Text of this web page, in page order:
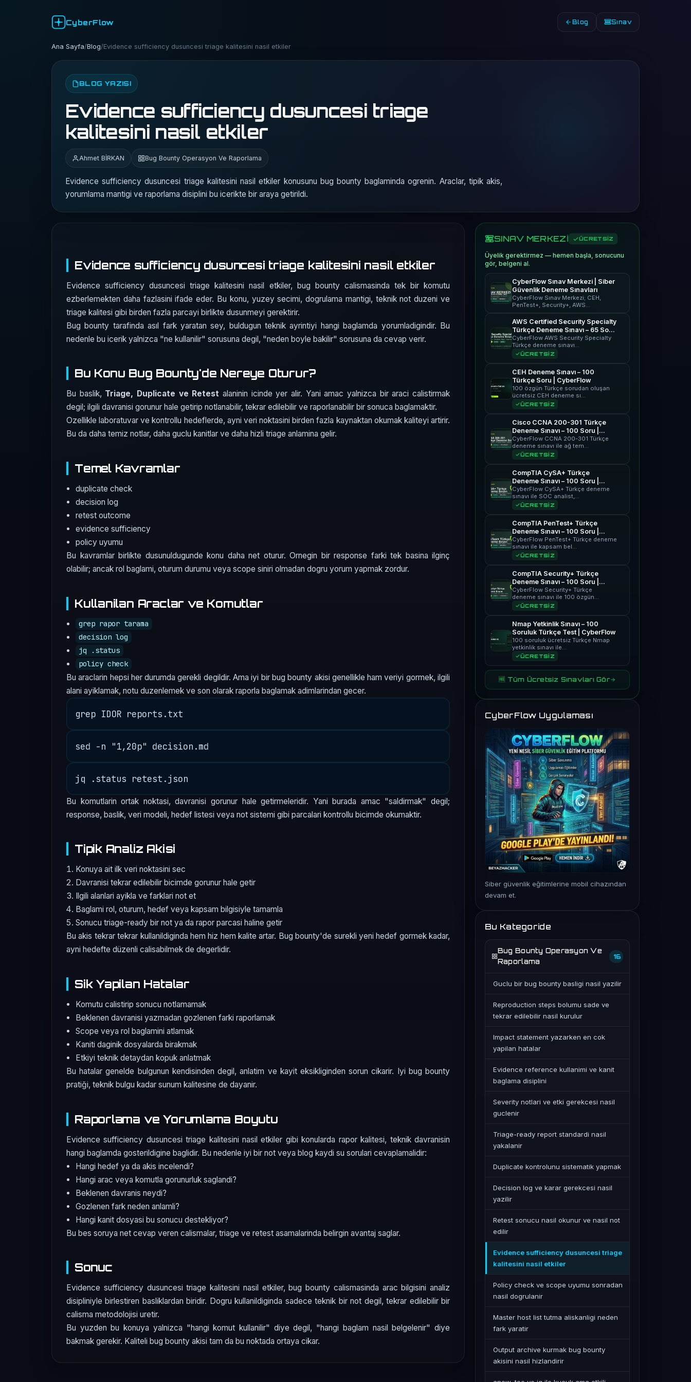
CyberFlow Blog Sınav
Ana Sayfa/Blog/Evidence sufficiency dusuncesi triage kalitesini nasil etkiler
BLOG YAZISI
Evidence sufficiency dusuncesi triage
kalitesini nasil etkiler
Ahmet BİRKAN Bug Bounty Operasyon Ve Raporlama
Evidence sufficiency dusuncesi triage kalitesini nasil etkiler konusunu bug bounty baglaminda ogrenin. Araclar, tipik akis,
yorumlama mantigi ve raporlama disiplini bu icerikte bir araya getirildi.
Evidence sufficiency dusuncesi triage kalitesini nasil etkiler
Evidence sufficiency dusuncesi triage kalitesini nasil etkiler, bug bounty calismasinda tek bir komutu
ezberlemekten daha fazlasini ifade eder. Bu konu, yuzey secimi, dogrulama mantigi, teknik not duzeni ve
triage kalitesi gibi birden fazla parcayi birlikte dusunmeyi gerektirir.
Bug bounty tarafinda asıl fark yaratan sey, buldugun teknik ayrintiyi hangi baglamda yorumladigindir. Bu
nedenle bu icerik yalnizca "ne kullanilir" sorusuna degil, "neden boyle bakilir" sorusuna da cevap verir.
Bu Konu Bug Bounty'de Nereye Oturur?
Bu baslik, Triage, Duplicate ve Retest alaninin icinde yer alir. Yani amac yalnizca bir araci calistirmak
degil; ilgili davranisi gorunur hale getirip notlanabilir, tekrar edilebilir ve raporlanabilir bir sonuca baglamaktir.
Ozellikle laboratuvar ve kontrollu hedeflerde, ayni veri noktasini birden fazla kaynaktan okumak kaliteyi artirir.
Bu da daha temiz notlar, daha guclu kanitlar ve daha hizli triage anlamina gelir.
Temel Kavramlar
duplicate check
decision log
retest outcome
evidence sufficiency
policy uyumu
Bu kavramlar birlikte dusunuldugunde konu daha net oturur. Ornegin bir response farki tek basina ilginç
olabilir; ancak rol baglami, oturum durumu veya scope siniri olmadan dogru yorum yapmak zordur.
Kullanilan Araclar ve Komutlar
grep rapor tarama
decision log
jq .status
policy check
Bu araclarin hepsi her durumda gerekli degildir. Ama iyi bir bug bounty akisi genellikle ham veriyi gormek, ilgili
alani ayiklamak, notu duzenlemek ve son olarak raporla baglamak adimlarindan gecer.
Bu komutlarin ortak noktasi, davranisi gorunur hale getirmeleridir. Yani burada amac "saldirmak" degil;
response, baslik, veri modeli, hedef listesi veya not sistemi gibi parcalari kontrollu bicimde okumaktir.
Tipik Analiz Akisi
Konuya ait ilk veri noktasini sec
Davranisi tekrar edilebilir bicimde gorunur hale getir
Ilgili alanlari ayikla ve farklari not et
Baglami rol, oturum, hedef veya kapsam bilgisiyle tamamla
Sonucu triage-ready bir not ya da rapor parcasi haline getir
Bu akis tekrar tekrar kullanildiginda hem hiz hem kalite artar. Bug bounty'de surekli yeni hedef gormek kadar,
ayni hedefte düzenli calisabilmek de degerlidir.
Sik Yapilan Hatalar
Komutu calistirip sonucu notlamamak
Beklenen davranisi yazmadan gozlenen farki raporlamak
Scope veya rol baglamini atlamak
Kaniti daginik dosyalarda birakmak
Etkiyi teknik detaydan kopuk anlatmak
Bu hatalar genelde bulgunun kendisinden degil, anlatim ve kayit eksikliginden sorun cikarir. Iyi bug bounty
pratiği, teknik bulgu kadar sunum kalitesine de dayanir.
Raporlama ve Yorumlama Boyutu
Evidence sufficiency dusuncesi triage kalitesini nasil etkiler gibi konularda rapor kalitesi, teknik davranisin
hangi baglamda gosterildigine baglidir. Bu nedenle iyi bir not veya blog kaydi su sorulari cevaplamalidir:
Hangi hedef ya da akis incelendi?
Hangi arac veya komutla gorunurluk saglandi?
Beklenen davranis neydi?
Gozlenen fark neden anlamli?
Hangi kanit dosyasi bu sonucu destekliyor?
Bu bes soruya net cevap veren calismalar, triage ve retest asamalarinda belirgin avantaj saglar.
Sonuc
Evidence sufficiency dusuncesi triage kalitesini nasil etkiler, bug bounty calismasinda arac bilgisini analiz
disipliniyle birlestiren basliklardan biridir. Dogru kullanildiginda sadece teknik bir not degil, tekrar edilebilir bir
calisma metodolojisi uretir.
Bu yuzden bu konuya yalnizca "hangi komut kullanilir" diye degil, "hangi baglam nasil belgelenir" diye
bakmak gerekir. Kaliteli bug bounty akisi tam da bu noktada ortaya cikar.
SINAV MERKEZİ ÜCRETSİZ
Üyelik gerektirmez — hemen başla, sonucunu
gör, belgeni al.
CyberFlow Sınav Merkezi | Siber
Güvenlik Deneme Sınavları
CyberFlow Sınav Merkezi; CEH,
PenTest+, Security+, AWS…
AWS Certified Security Specialty
Türkçe Deneme Sınavı – 65 Soru
| CyberFlow
CyberFlow AWS Security Specialty
Türkçe deneme sınavı…
ÜCRETSİZ
CEH Deneme Sınavı – 100
Türkçe Soru | CyberFlow
100 özgün Türkçe sorudan oluşan
ücretsiz CEH deneme sı…
ÜCRETSİZ
Cisco CCNA 200-301 Türkçe
Deneme Sınavı – 100 Soru |
CyberFlow
CyberFlow CCNA 200-301 Türkçe
deneme sınavı ile ağ tem…
ÜCRETSİZ
CompTIA CySA+ Türkçe
Deneme Sınavı – 100 Soru |
CyberFlow
CyberFlow CySA+ Türkçe deneme
sınavı ile SOC analist,…
ÜCRETSİZ
CompTIA PenTest+ Türkçe
Deneme Sınavı – 100 Soru |
CyberFlow
CyberFlow PenTest+ Türkçe deneme
sınavı ile kapsam bel…
ÜCRETSİZ
CompTIA Security+ Türkçe
Deneme Sınavı – 100 Soru |
CyberFlow
CyberFlow Security+ Türkçe
deneme sınavı ile 100 özgün…
ÜCRETSİZ
Nmap Yetkinlik Sınavı – 100
Soruluk Türkçe Test | CyberFlow
100 soruluk ücretsiz Türkçe Nmap
yetkinlik sınavı ile…
ÜCRETSİZ
🆓 Tüm Ücretsiz Sınavları Gör
CyberFlow Uygulaması
Siber güvenlik eğitimlerine mobil cihazından
devam et.
Bu Kategoride
Bug Bounty Operasyon Ve
Raporlama
16
Guclu bir bug bounty basligi nasil yazilir
Reproduction steps bolumu sade ve
tekrar edilebilir nasil kurulur
Impact statement yazarken en cok
yapilan hatalar
Evidence reference kullanimi ve kanit
baglama disiplini
Severity notlari ve etki gerekcesi nasil
guclenir
Triage-ready report standardi nasil
yakalanir
Duplicate kontrolunu sistematik yapmak
Decision log ve karar gerekcesi nasil
yazilir
Retest sonucu nasil okunur ve nasil not
edilir
Evidence sufficiency dusuncesi triage
kalitesini nasil etkiler
Policy check ve scope uyumu sonradan
nasil dogrulanir
Master host list tutma aliskanligi neden
fark yaratir
Output archive kurmak bug bounty
akisini nasil hizlandirir